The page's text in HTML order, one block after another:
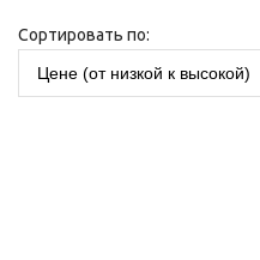
Сортировать по:
Цене (от низкой к высокой)